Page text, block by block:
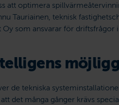
att optimera
Tauriainen, teknisk
som ansvarar för driftsfrågor
de tekniska
det många gånger krävs